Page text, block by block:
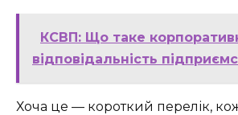
КСВП: Що таке
відповідальність
Хоча це — короткий перелік,